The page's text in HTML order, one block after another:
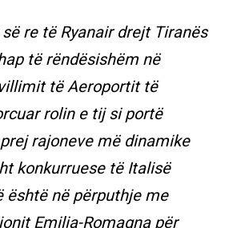
re të Ryanair drejt Tiranës
të rëndësishëm në
të Aeroportit të
rolin e tij si portë
rajoneve më dinamike
konkurruese të Italisë
është në përputhje me
Emilia-Romagna për